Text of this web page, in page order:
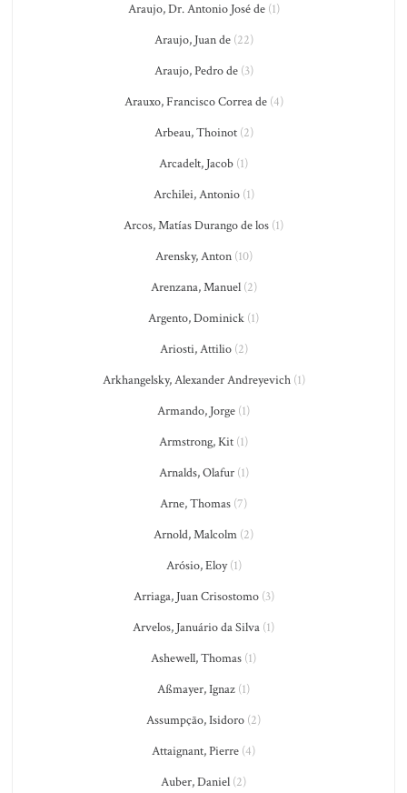
Araujo, Dr. Antonio José de(1)
Araujo, Juan de(22)
Araujo, Pedro de(3)
Arauxo, Francisco Correa de(4)
Arbeau, Thoinot(2)
Arcadelt, Jacob (1)
Archilei, Antonio(1)
Arcos, Matías Durango de los (1)
Arensky, Anton(10)
Arenzana, Manuel(2)
Argento, Dominick (1)
Ariosti, Attilio(2)
Arkhangelsky, Alexander Andreyevich(1)
Armando, Jorge (1)
Armstrong, Kit (1)
Arnalds, Olafur(1)
Arne, Thomas (7)
Arnold, Malcolm (2)
Arósio, Eloy(1)
Arriaga, Juan Crisostomo(3)
Arvelos, Januário da Silva (1)
Ashewell, Thomas (1)
Aßmayer, Ignaz (1)
Assumpção, Isidoro (2)
Attaignant, Pierre (4)
Auber, Daniel (2)